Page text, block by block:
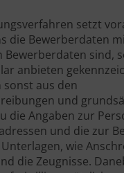
setzt
die Bewerberdaten
Bewerberdaten sind,
anbieten
sonst aus den
und
die Angaben zur
und die zur
wie
die Zeugnisse.